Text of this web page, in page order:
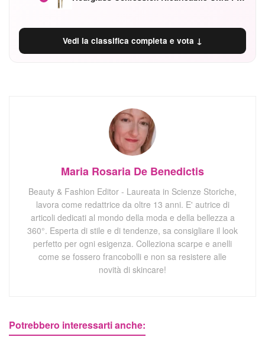
Vedi la classifica completa e vota ↓
Maria Rosaria De Benedictis
Beauty & Fashion Editor - Laureata in Scienze Storiche,
lavora come redattrice da oltre 13 anni. E' autrice di
articoli dedicati al mondo della moda e della bellezza a
360°. Esperta di stile e di tendenze, sa consigliare il look
perfetto per ogni esigenza. Colleziona scarpe e anelli
come se fossero francobolli e non sa resistere alle
novità di skincare!
Potrebbero interessarti anche: